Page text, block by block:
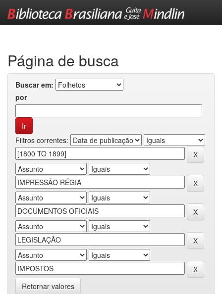
Página de busca
Buscar em:
por
Filtros correntes:
Retornar valores